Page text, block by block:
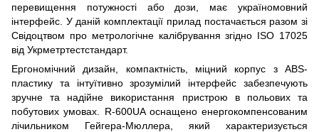
перевищення потужності або дози, має україномовний
інтерфейс. У даній комплектації прилад постачається разом зі
Свідоцтвом про метрологічне калібрування згідно ISO 17025
від Укрметртестстандарт.
Ергономічний дизайн, компактність, міцний корпус з ABS-
пластику та інтуїтивно зрозумілий інтерфейс забезпечують
зручне та надійне використання пристрою в польових та
побутових умовах. R-600UA оснащено енергокомпенсованим
лічильником Гейгера-Мюллера, який характеризується